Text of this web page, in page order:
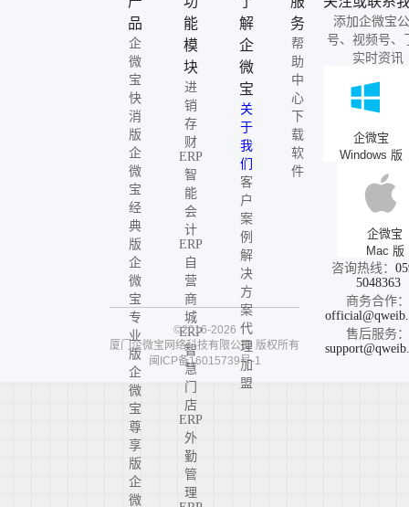
品
企
微
宝
快
消
版
企
微
宝
经
典
版
企
微
宝
专
业
版
企
微
宝
尊
享
版
企
微
能
模
块
进
销
存
财
ERP
智
能
会
计
ERP
自
营
商
城
ERP
智
慧
门
店
ERP
外
勤
管
理
解
企
微
宝
关
于
我
们
客
户
案
例
解
决
方
案
代
理
加
盟
务
帮
助
中
心
下
载
软
件
添加企微宝
号、视频号、
实时资讯
企微宝
Windows 版
企微宝
Mac 版
咨询热线：
5048363
商务合作：
售后服务：
©2016-2026
厦门企微宝网络科技有限公司 版权所有
闽ICP备16015739号-1